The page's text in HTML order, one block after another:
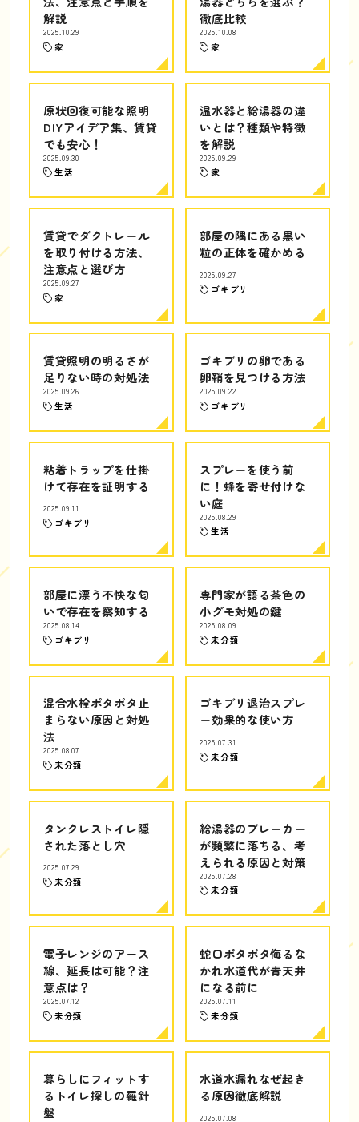
解説
2025.10.29
家
徹底比較
2025.10.08
家
原状回復可能な照明
DIYアイデア集、賃貸
でも安心！
2025.09.30
生活
温水器と給湯器の違
いとは？種類や特徴
を解説
2025.09.29
家
賃貸でダクトレール
を取り付ける方法、
注意点と選び方
2025.09.27
家
部屋の隅にある黒い
粒の正体を確かめる
2025.09.27
ゴキブリ
賃貸照明の明るさが
足りない時の対処法
2025.09.26
生活
ゴキブリの卵である
卵鞘を見つける方法
2025.09.22
ゴキブリ
粘着トラップを仕掛
けて存在を証明する
2025.09.11
ゴキブリ
スプレーを使う前
に！蜂を寄せ付けな
い庭
2025.08.29
生活
部屋に漂う不快な匂
いで存在を察知する
2025.08.14
ゴキブリ
専門家が語る茶色の
小グモ対処の鍵
2025.08.09
未分類
混合水栓ポタポタ止
まらない原因と対処
法
2025.08.07
未分類
ゴキブリ退治スプレ
ー効果的な使い方
2025.07.31
未分類
タンクレストイレ隠
された落とし穴
2025.07.29
未分類
給湯器のブレーカー
が頻繁に落ちる、考
えられる原因と対策
2025.07.28
未分類
電子レンジのアース
線、延長は可能？注
意点は？
2025.07.12
未分類
蛇口ポタポタ侮るな
かれ水道代が青天井
になる前に
2025.07.11
未分類
暮らしにフィットす
るトイレ探しの羅針
盤
水道水漏れなぜ起き
る原因徹底解説
2025.07.08